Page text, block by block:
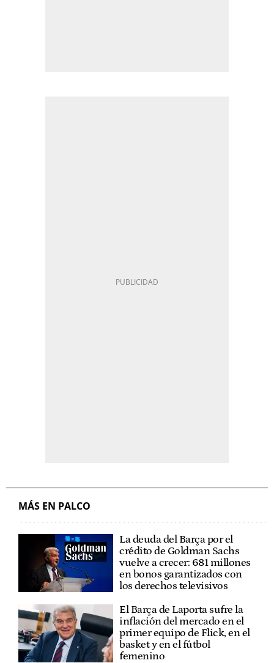
MÁS EN PALCO
La deuda del Barça por el
crédito de Goldman Sachs
vuelve a crecer: 681 millones
en bonos garantizados con
los derechos televisivos
El Barça de Laporta sufre la
inflación del mercado en el
primer equipo de Flick, en el
basket y en el fútbol
femenino